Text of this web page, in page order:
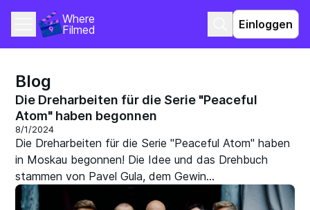
Where
Filmed
Einloggen
Blog
Die Dreharbeiten für die Serie "Peaceful
Atom" haben begonnen
8/1/2024
Die Dreharbeiten für die Serie "Peaceful Atom" haben
in Moskau begonnen! Die Idee und das Drehbuch
stammen von Pavel Gula, dem Gewin...